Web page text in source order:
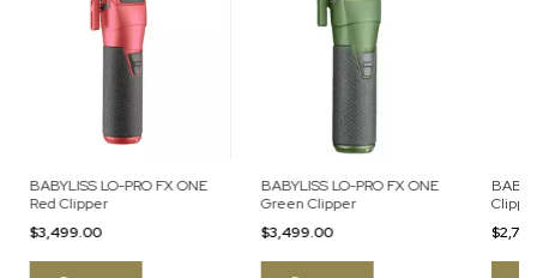
BABYLISS LO-PRO FX ONE
Red Clipper
$3,499.00
BABYLISS LO-PRO FX ONE
Green Clipper
$3,499.00